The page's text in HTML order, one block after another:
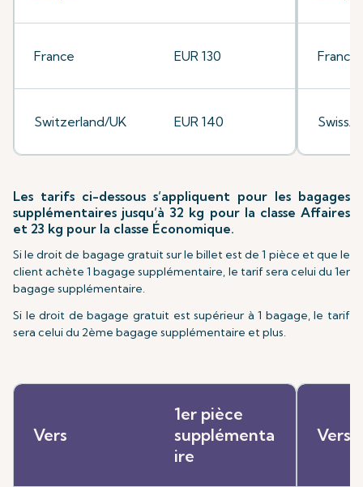
France EUR 130
Switzerland/UK EUR 140
France
Swiss/
Les tarifs ci-dessous s’appliquent pour les bagages
supplémentaires jusqu’à 32 kg pour la classe Affaires
et 23 kg pour la classe Économique.
Si le droit de bagage gratuit sur le billet est de 1 pièce et que le
client achète 1 bagage supplémentaire, le tarif sera celui du 1er
bagage supplémentaire.
Si le droit de bagage gratuit est supérieur à 1 bagage, le tarif
sera celui du 2ème bagage supplémentaire et plus.
Vers
1er pièce
supplémenta
ire
Vers